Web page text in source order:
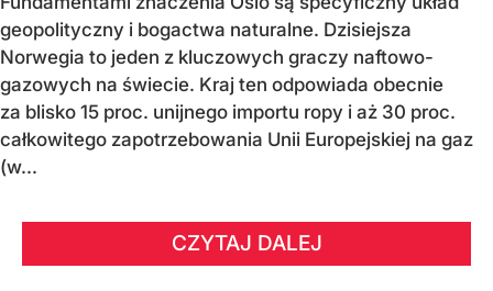
geopolityczny i bogactwa naturalne. Dzisiejsza
Norwegia to jeden z kluczowych graczy naftowo-
gazowych na świecie. Kraj ten odpowiada obecnie
za blisko 15 proc. unijnego importu ropy i aż 30 proc.
całkowitego zapotrzebowania Unii Europejskiej na gaz
(w...
CZYTAJ DALEJ